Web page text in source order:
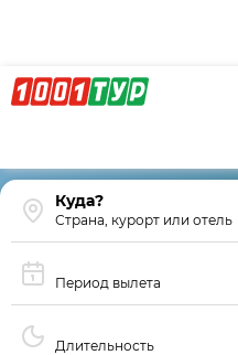
Страна, курорт или отель
Период вылета
Длительность